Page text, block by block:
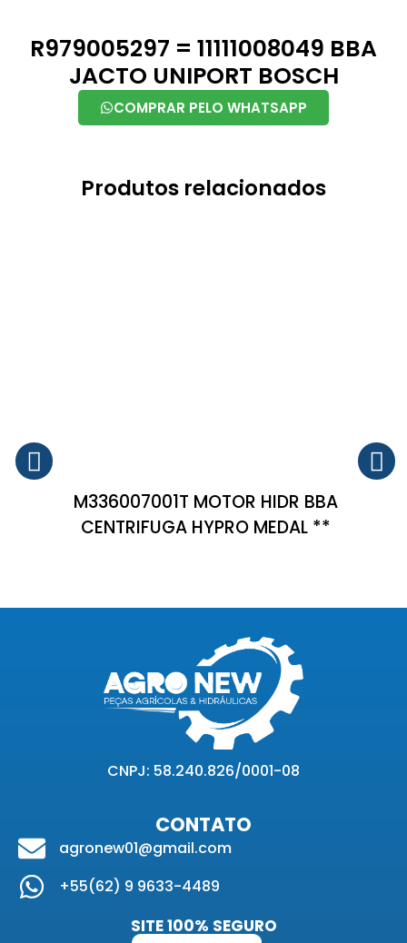
R979005297 = 11111008049 BBA
JACTO UNIPORT BOSCH
COMPRAR PELO WHATSAPP
Produtos relacionados
M336007001T MOTOR HIDR BBA
CENTRIFUGA HYPRO MEDAL **
CNPJ: 58.240.826/0001-08
CONTATO
agronew01@gmail.com
+55(62) 9 9633-4489
SITE 100% SEGURO